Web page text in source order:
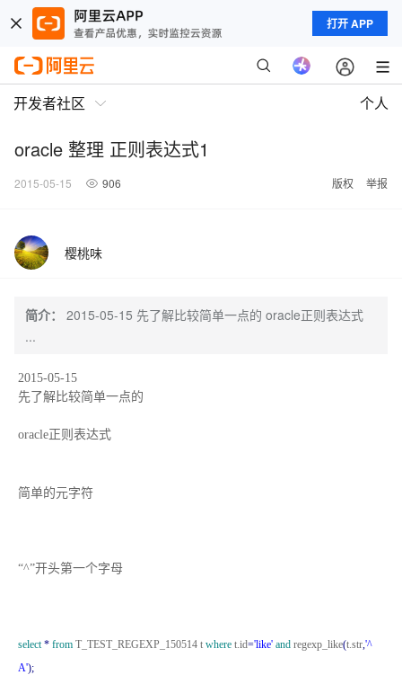
打开 APP
开发者社区 个人
oracle 整理 正则表达式1
2015-05-15 906 版权 举报
樱桃味
简介：
2015-05-15 先了解比较简单一点的 oracle正则表达式
...
2015-05-15
先了解比较简单一点的
oracle正则表达式
简单的元字符
“^”开头第一个字母
select * from T_TEST_REGEXP_150514 t where t.id='like' and regexp_like(t.str,'^
A');